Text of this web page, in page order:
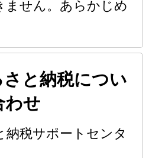
ません。あらかじめ
と納税につい
わせ
税サポートセンタ